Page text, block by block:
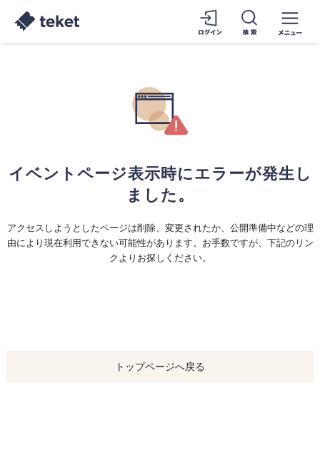
イベントページ表示時にエラーが発生し
ました。
アクセスしようとしたページは削除、変更されたか、公開準備中などの理
由により現在利用できない可能性があります。お手数ですが、下記のリン
クよりお探しください。
トップページへ戻る